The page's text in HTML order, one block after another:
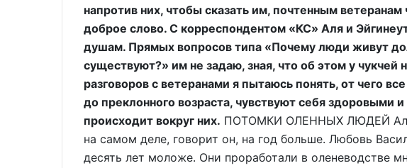
напротив них, чтобы сказать им, почтенным
доброе слово. С корреспондентом «КС» Аля и
душам. Прямых вопросов типа «Почему люди живут
существуют?» им не задаю, зная, что об этом у чукчей
разговоров с ветеранами я пытаюсь понять, от чего
до преклонного возраста, чувствуют себя здоровыми
происходит вокруг них. ПОТОМКИ ОЛЕННЫХ ЛЮДЕЙ
на самом деле, говорит он, на год больше. Любовь
десять лет моложе. Они проработали в оленеводстве